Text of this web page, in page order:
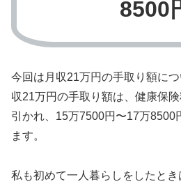
8500
今回は月収21万円の手取り額に
収21万円の手取り額は、健康保
引かれ、15万7500円〜17万8500
ます。
私も初めて一人暮らしをしたと